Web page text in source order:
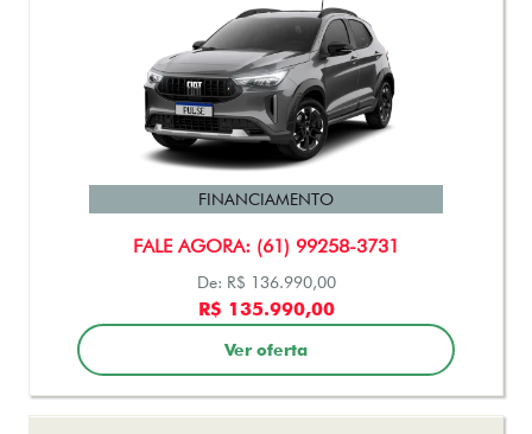
FALE AGORA: (61) 99258-3731
FINANCIAMENTO
De: R$ 136.990,00
R$ 135.990,00
Ver oferta